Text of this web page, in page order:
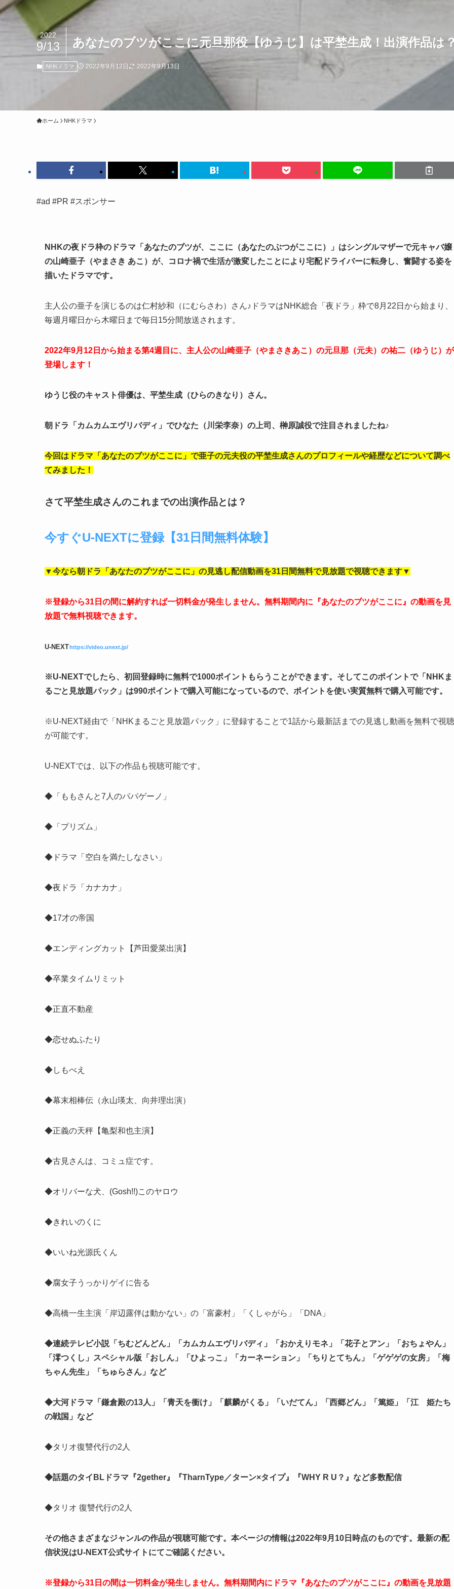
あなたのブツがここに元旦那役【ゆうじ】は平埜生成！出演作品は
2022
9/13
NHKドラマ 2022年9月12日 2022年9月13日
ホーム NHKドラマ
#ad #PR #スポンサー
NHKの夜ドラ枠のドラマ「あなたのブツが、ここに（あなたのぶつがここに）」はシングルマザーで元キャバ嬢
の山崎亜子（やまさき あこ）が、コロナ禍で生活が激変したことにより宅配ドライバーに転身し、奮闘する姿を
描いたドラマです。
主人公の亜子を演じるのは仁村紗和（にむらさわ）さん♪ドラマはNHK総合「夜ドラ」枠で8月22日から始まり、
毎週月曜日から木曜日まで毎日15分間放送されます。
2022年9月12日から始まる第4週目に、主人公の山崎亜子（やまさきあこ）の元旦那（元夫）の祐二（ゆうじ）が
登場します！
ゆうじ役のキャスト俳優は、平埜生成（ひらのきなり）さん。
朝ドラ「カムカムエヴリバディ」でひなた（川栄李奈）の上司、榊原誠役で注目されましたね♪
今回はドラマ「あなたのブツがここに」で亜子の元夫役の平埜生成さんのプロフィールや経歴などについて調べ
てみました！
さて平埜生成さんのこれまでの出演作品とは？
今すぐU-NEXTに登録【31日間無料体験】
▼今なら朝ドラ「あなたのブツがここに」の見逃し配信動画を31日間無料で見放題で視聴できます▼
※登録から31日の間に解約すれば一切料金が発生しません。無料期間内に『あなたのブツがここに』の動画を見
放題で無料視聴できます。
U-NEXThttps://video.unext.jp/
※U-NEXTでしたら、初回登録時に無料で1000ポイントもらうことができます。そしてこのポイントで「NHKま
るごと見放題パック」は990ポイントで購入可能になっているので、ポイントを使い実質無料で購入可能です。
※U-NEXT経由で「NHKまるごと見放題パック」に登録することで1話から最新話までの見逃し動画を無料で視聴
が可能です。
U-NEXTでは、以下の作品も視聴可能です。
◆「ももさんと7人のパパゲーノ」
◆「プリズム」
◆ドラマ「空白を満たしなさい」
◆夜ドラ「カナカナ」
◆17才の帝国
◆エンディングカット【芦田愛菜出演】
◆卒業タイムリミット
◆正直不動産
◆恋せぬふたり
◆しもべえ
◆幕末相棒伝（永山瑛太、向井理出演）
◆正義の天秤【亀梨和也主演】
◆古見さんは、コミュ症です。
◆オリバーな犬、(Gosh!!)このヤロウ
◆きれいのくに
◆いいね光源氏くん
◆腐女子うっかりゲイに告る
◆高橋一生主演「岸辺露伴は動かない」の「富豪村」「くしゃがら」「DNA」
◆連続テレビ小説「ちむどんどん」「カムカムエヴリバディ」「おかえりモネ」「花子とアン」「おちょやん」
「澪つくし」スペシャル版「おしん」「ひよっこ」「カーネーション」「ちりとてちん」「ゲゲゲの女房」「梅
ちゃん先生」「ちゅらさん」など
◆大河ドラマ「鎌倉殿の13人」「青天を衝け」「麒麟がくる」「いだてん」「西郷どん」「篤姫」「江 姫たち
の戦国」など
◆タリオ復讐代行の2人
◆話題のタイBLドラマ『2gether』『TharnType／ターン×タイプ』『WHY R U？』など多数配信
◆タリオ 復讐代行の2人
その他さまざまなジャンルの作品が視聴可能です。本ページの情報は2022年9月10日時点のものです。最新の配
信状況はU-NEXT公式サイトにてご確認ください。
※登録から31日の間は一切料金が発生しません。無料期間内にドラマ『あなたのブツがここに』の動画を見放題